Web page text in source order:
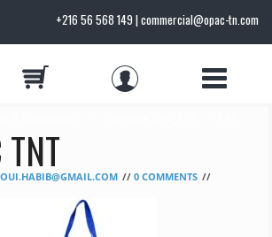
+216 56 568 149 | commercial@opac-tn.com
// 0 COMMENTS //